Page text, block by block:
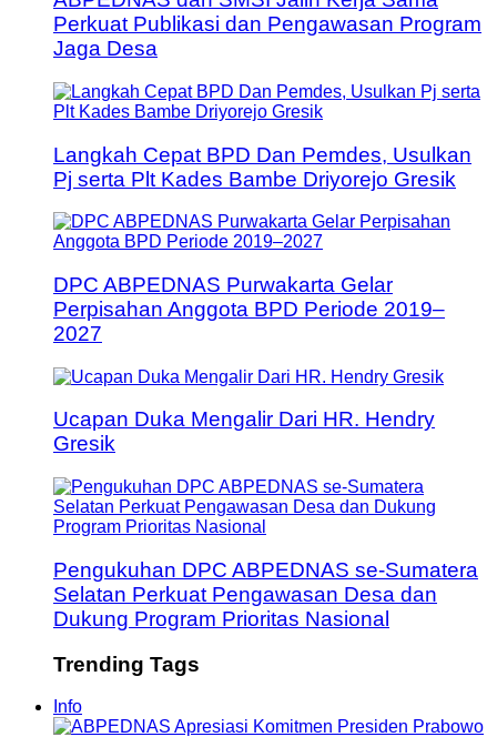
Perkuat Publikasi dan Pengawasan Program
Jaga Desa
Langkah Cepat BPD Dan Pemdes, Usulkan
Pj serta Plt Kades Bambe Driyorejo Gresik
DPC ABPEDNAS Purwakarta Gelar
Perpisahan Anggota BPD Periode 2019–
2027
Ucapan Duka Mengalir Dari HR. Hendry
Gresik
Pengukuhan DPC ABPEDNAS se-Sumatera
Selatan Perkuat Pengawasan Desa dan
Dukung Program Prioritas Nasional
Trending Tags
Info